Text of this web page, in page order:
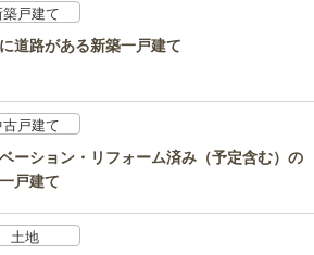
築戸建て
道路がある新築一戸建て
戸建て
ーション・リフォーム済み（予定含む）の
戸建て
土地